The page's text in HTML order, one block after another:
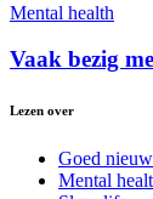
Mental health
Vaak bezig
Lezen over
Goed
Mental